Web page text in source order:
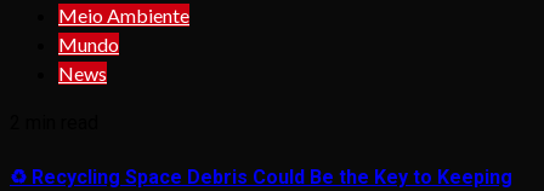
Meio Ambiente
Mundo
News
♻️ Recycling Space Debris Could Be the Key to Keeping